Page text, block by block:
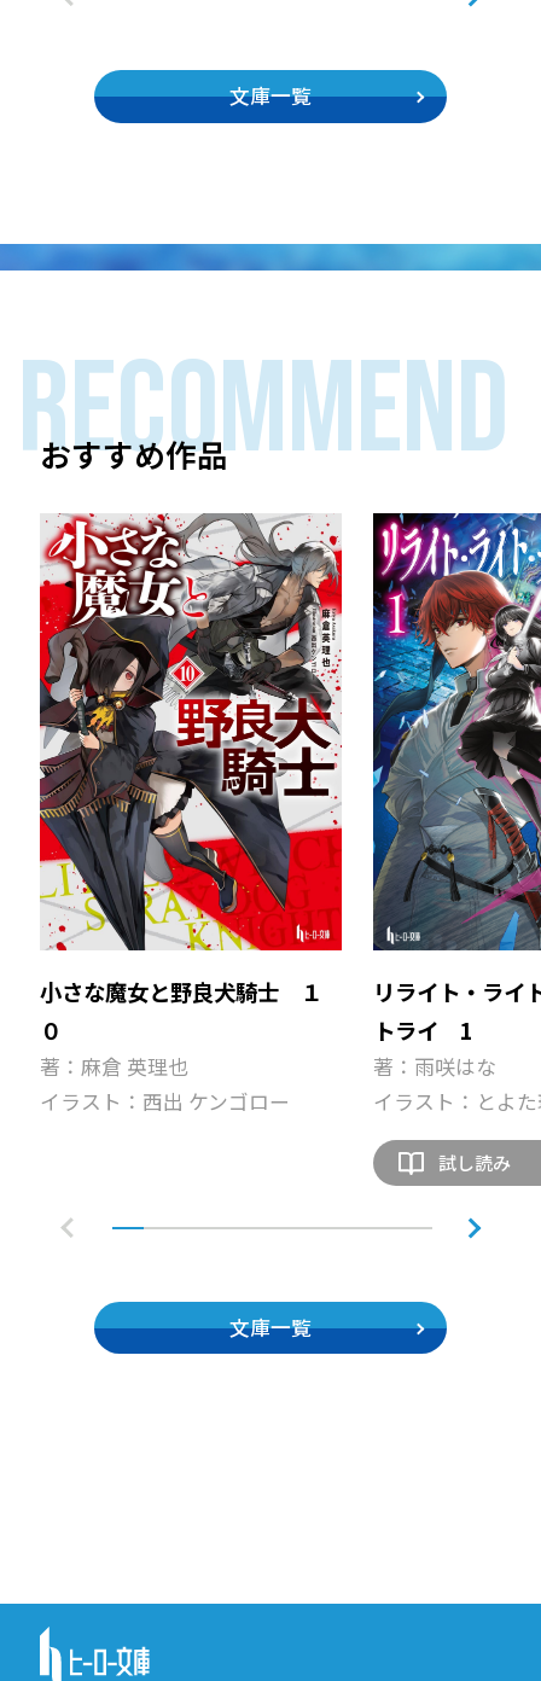
文庫一覧
RECOMMEND
おすすめ作品
小さな魔女と野良犬騎士 １
０
著：麻倉 英理也
イラスト：西出 ケンゴロー
リライト・ライ
トライ 1
著：雨咲はな
イラスト：とよ
試し読み
文庫一覧